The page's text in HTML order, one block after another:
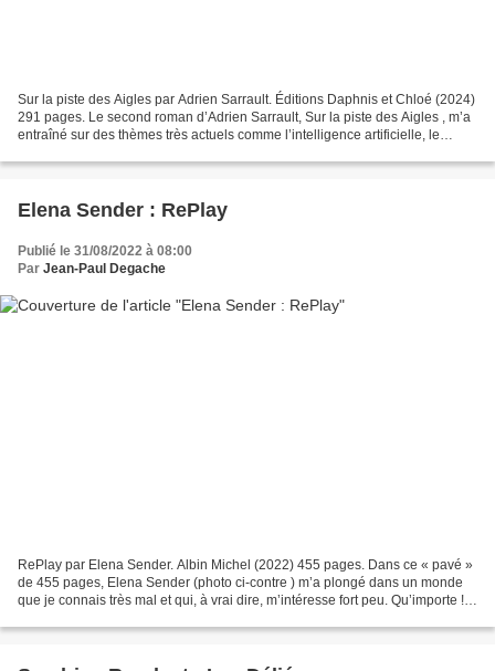
Sur la piste des Aigles par Adrien Sarrault. Éditions Daphnis et Chloé (2024)
291 pages. Le second roman d’Adrien Sarrault, Sur la piste des Aigles , m’a
entraîné sur des thèmes très actuels comme l’intelligence artificielle, le
Elena Sender : RePlay
Publié le 31/08/2022 à 08:00
Par Jean-Paul Degache
RePlay par Elena Sender. Albin Michel (2022) 455 pages. Dans ce « pavé »
de 455 pages, Elena Sender (photo ci-contre ) m’a plongé dans un monde
que je connais très mal et qui, à vrai dire, m’intéresse fort peu. Qu’importe !